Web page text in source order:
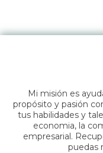
Mi misión es
propósito y pasión
tus habilidades y
economia, la
empresarial.
puedas